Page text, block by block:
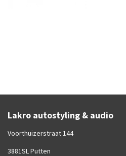
Lakro autostyling & audio
Voorthuizerstraat 144
3881SL Putten